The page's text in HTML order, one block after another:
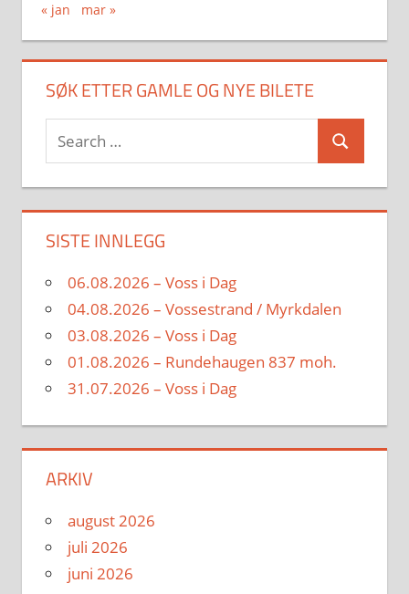
« jan
mar »
SØK ETTER GAMLE OG NYE BILETE
Search
for:
Search
SISTE INNLEGG
06.08.2026 – Voss i Dag
04.08.2026 – Vossestrand / Myrkdalen
03.08.2026 – Voss i Dag
01.08.2026 – Rundehaugen 837 moh.
31.07.2026 – Voss i Dag
ARKIV
august 2026
juli 2026
juni 2026